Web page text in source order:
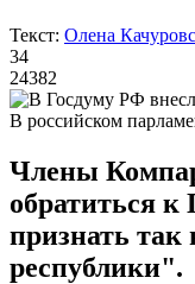
Текст: Олена
34
24382
В российском
Члены
обратиться к
признать
республики".